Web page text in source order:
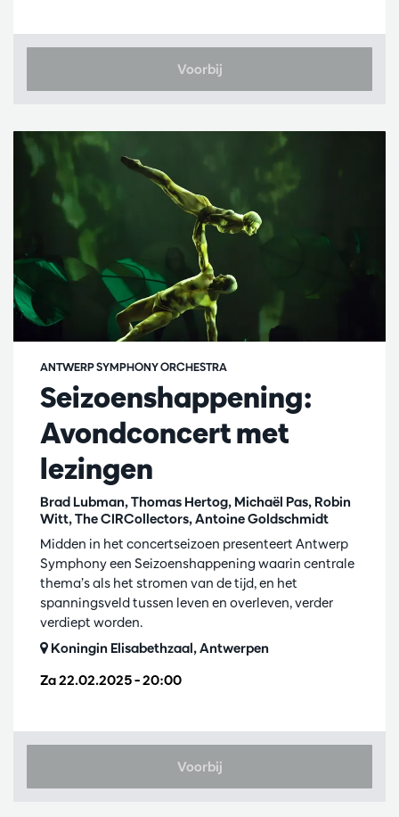
Voorbij
Seizoenshappening:
Avondconcert met
lezingen
Brad Lubman, Thomas Hertog, Michaël Pas, Robin
Witt, The CIRCollectors, Antoine Goldschmidt
ANTWERP SYMPHONY ORCHESTRA
Za 22.02.2025– 20:00
Midden in het concertseizoen presenteert Antwerp
Symphony een Seizoenshappening waarin centrale
thema’s als het stromen van de tijd, en het
spanningsveld tussen leven en overleven, verder
verdiept worden.
Koningin Elisabethzaal, Antwerpen
Voorbij